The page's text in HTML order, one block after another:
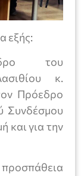
εξής:
του
κ.
Πρόεδρο
Συνδέσμου
και για την
προσπάθεια